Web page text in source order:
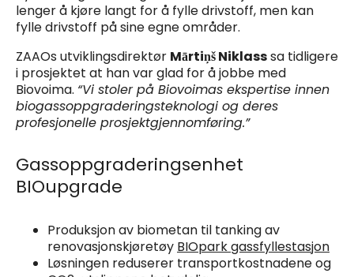
lenger å kjøre langt for å fylle drivstoff, men kan
fylle drivstoff på sine egne områder.
ZAAOs utviklingsdirektør Mārtiņš Niklasssa tidligere
i prosjektet at han var glad for å jobbe med
Biovoima. “Vi stoler på Biovoimas ekspertise innen
biogassoppgraderingsteknologi og deres
profesjonelle prosjektgjennomføring.”
Gassoppgraderingsenhet
BIOupgrade
Produksjon av biometan til tanking av
renovasjonskjøretøy BIOpark gassfyllestasjon
Løsningen reduserer transportkostnadene og